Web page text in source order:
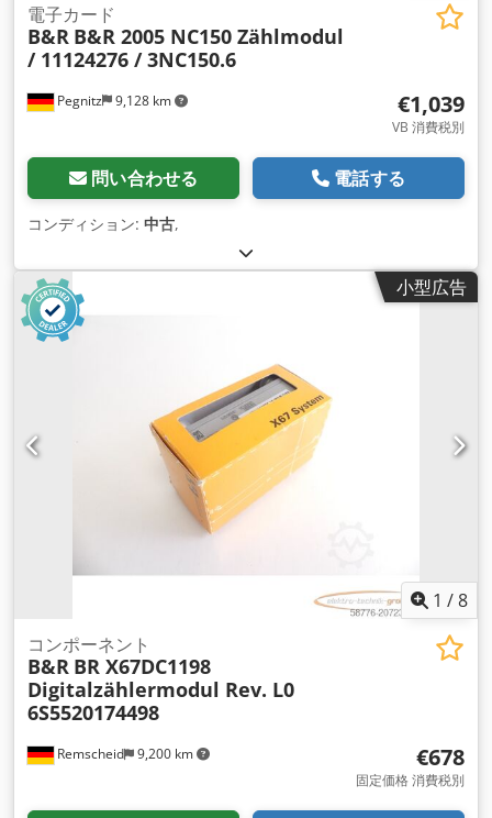
Pegnitz 9,128 km
電子カード
B&R B&R 2005 NC150 Zählmodul
/ 11124276 / 3NC150.6
€1,039
VB 消費税別
問い合わせる 電話する
コンディション: 中古,
小型広告
1 /8
Remscheid 9,200 km
コンポーネント
B&R BR X67DC1198
Digitalzählermodul Rev. L0
6S5520174498
€678
固定価格 消費税別